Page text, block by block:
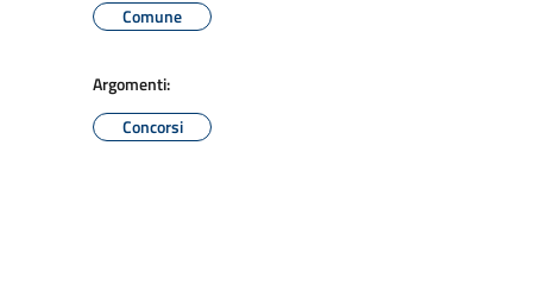
Comune
Argomenti:
Concorsi